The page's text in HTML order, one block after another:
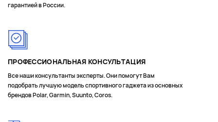
гарантией в России.
ПРОФЕССИОНАЛЬНАЯ КОНСУЛЬТАЦИЯ
Все наши консультанты эксперты. Они помогут Вам
подобрать лучшую модель спортивного гаджета из основных
брендов Polar, Garmin, Suunto, Coros.